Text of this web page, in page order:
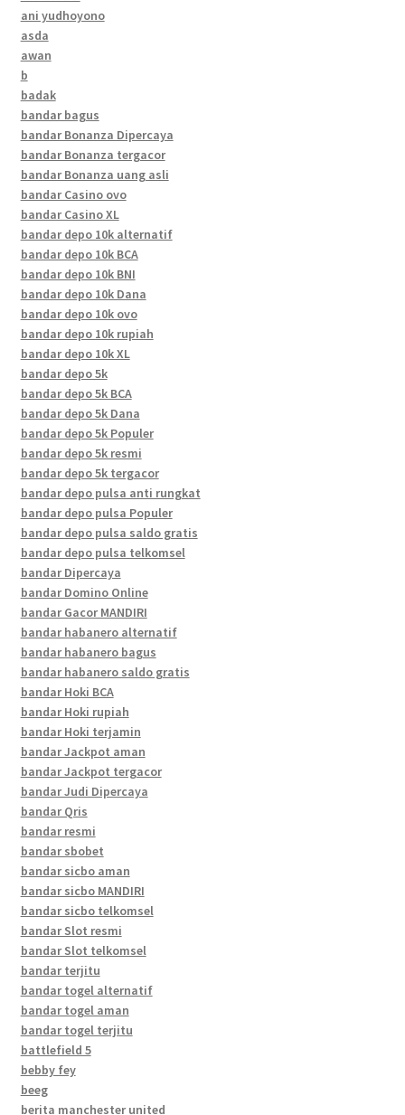
ani yudhoyono
asda
awan
b
badak
bandar bagus
bandar Bonanza Dipercaya
bandar Bonanza tergacor
bandar Bonanza uang asli
bandar Casino ovo
bandar Casino XL
bandar depo 10k alternatif
bandar depo 10k BCA
bandar depo 10k BNI
bandar depo 10k Dana
bandar depo 10k ovo
bandar depo 10k rupiah
bandar depo 10k XL
bandar depo 5k
bandar depo 5k BCA
bandar depo 5k Dana
bandar depo 5k Populer
bandar depo 5k resmi
bandar depo 5k tergacor
bandar depo pulsa anti rungkat
bandar depo pulsa Populer
bandar depo pulsa saldo gratis
bandar depo pulsa telkomsel
bandar Dipercaya
bandar Domino Online
bandar Gacor MANDIRI
bandar habanero alternatif
bandar habanero bagus
bandar habanero saldo gratis
bandar Hoki BCA
bandar Hoki rupiah
bandar Hoki terjamin
bandar Jackpot aman
bandar Jackpot tergacor
bandar Judi Dipercaya
bandar Qris
bandar resmi
bandar sbobet
bandar sicbo aman
bandar sicbo MANDIRI
bandar sicbo telkomsel
bandar Slot resmi
bandar Slot telkomsel
bandar terjitu
bandar togel alternatif
bandar togel aman
bandar togel terjitu
battlefield 5
bebby fey
beeg
berita manchester united